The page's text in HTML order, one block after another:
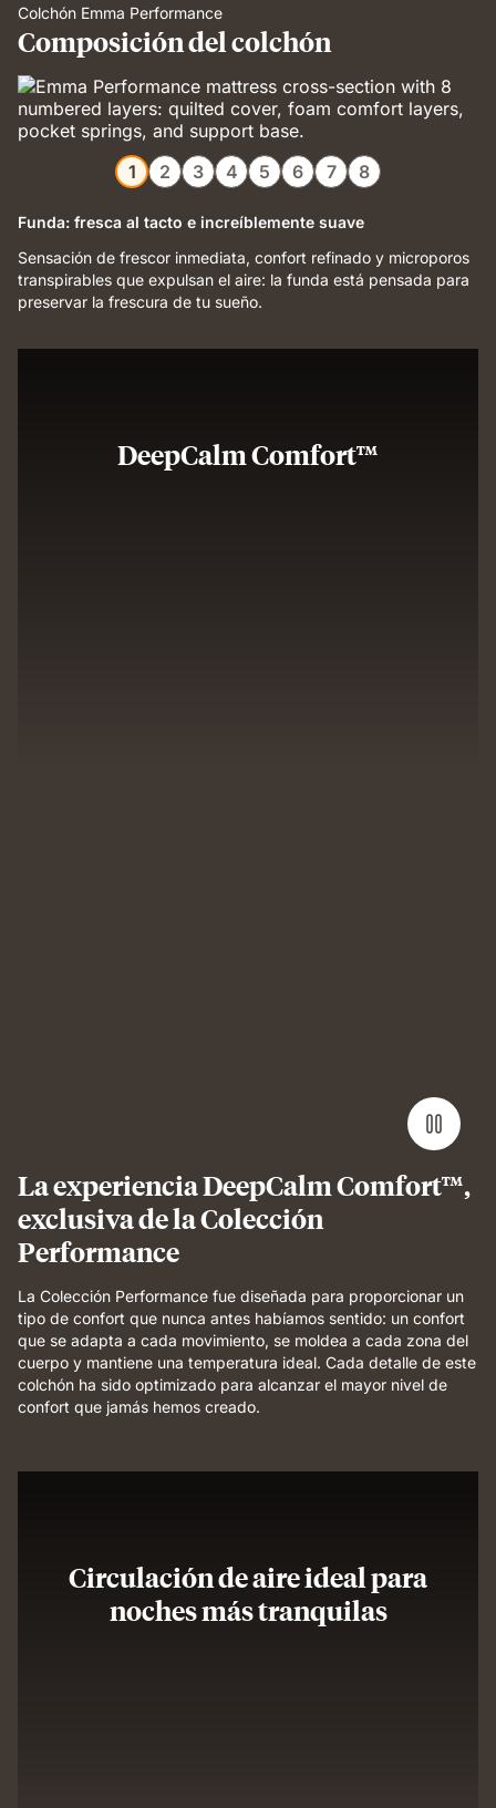
Colchón Emma Performance
Composición del colchón
1 2 3 4 5 6 7 8
Funda: fresca al tacto e increíblemente suave
Sensación de frescor inmediata, confort refinado y microporos
transpirables que expulsan el aire: la funda está pensada para
preservar la frescura de tu sueño.
DeepCalm Comfort™
La experiencia DeepCalm Comfort™,
exclusiva de la Colección
Performance
La Colección Performance fue diseñada para proporcionar un
tipo de confort que nunca antes habíamos sentido: un confort
que se adapta a cada movimiento, se moldea a cada zona del
cuerpo y mantiene una temperatura ideal. Cada detalle de este
colchón ha sido optimizado para alcanzar el mayor nivel de
confort que jamás hemos creado.
Circulación de aire ideal para
noches más tranquilas